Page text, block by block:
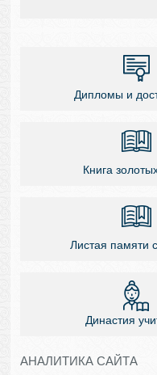
Дипломы и
Книга
Листая памяти
Династия
АНАЛИТИКА САЙТА